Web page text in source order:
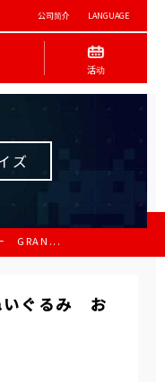
公司简介 LANGUAGE
活动
ズ
GRAN...
いぐるみ お